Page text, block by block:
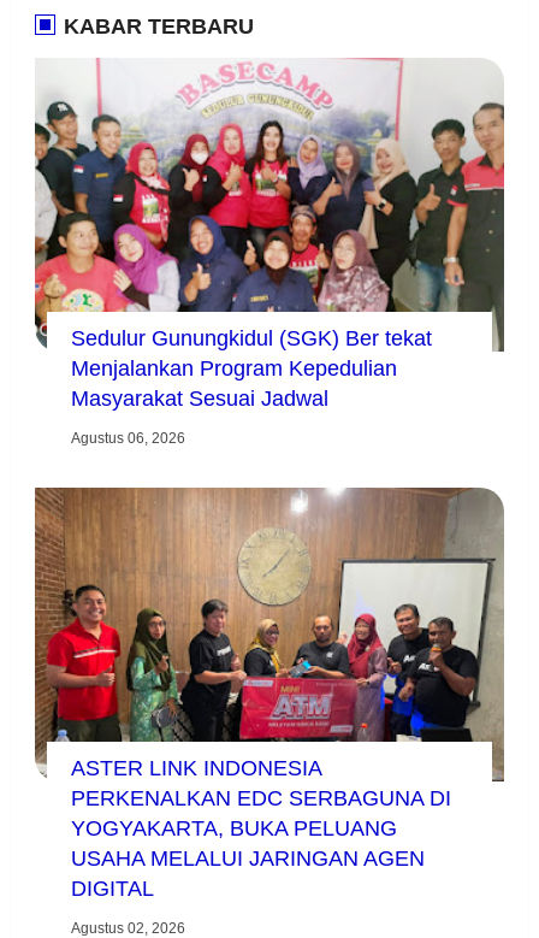
KABAR TERBARU
Sedulur Gunungkidul (SGK) Ber tekat
Menjalankan Program Kepedulian
Masyarakat Sesuai Jadwal
Agustus 06, 2026
ASTER LINK INDONESIA
PERKENALKAN EDC SERBAGUNA DI
YOGYAKARTA, BUKA PELUANG
USAHA MELALUI JARINGAN AGEN
DIGITAL
Agustus 02, 2026